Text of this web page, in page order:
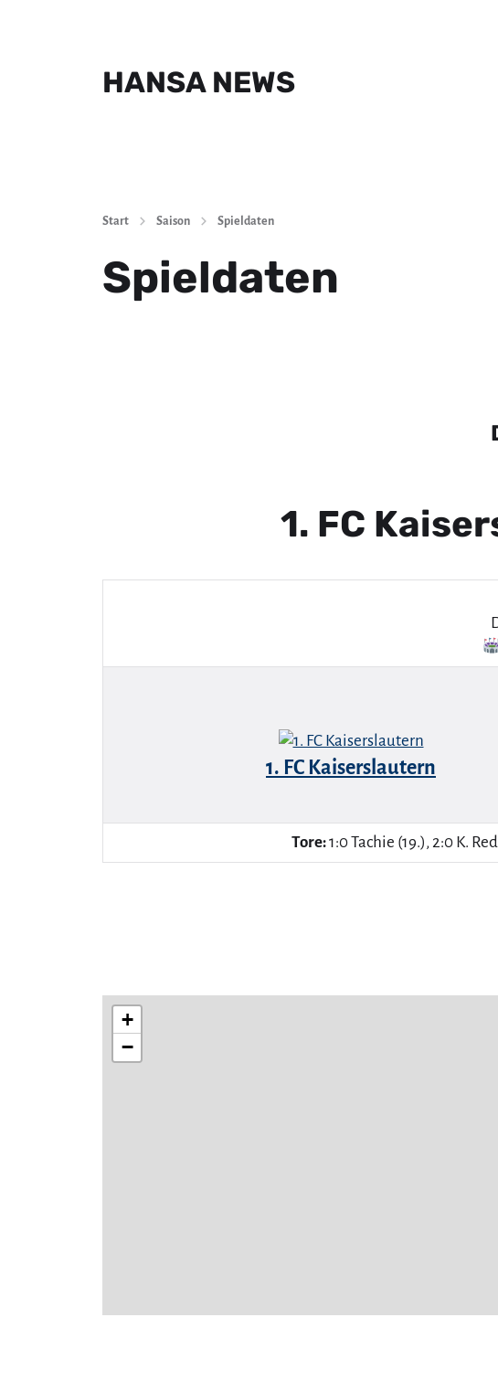
HANSA NEWS
Start Saison Spieldaten
Spieldaten
1. FC
1. FC Kaiserslautern
Tore:1:0 Tachie (19.), 2:0 K.
+
−